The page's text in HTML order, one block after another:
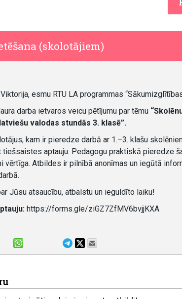
(skolotājiem)
esmu RTU LA programmas
darba ietvaros veicu pētījumu par tēmu
valodas stundās 3. klasē”.
kam ir pieredze darbā ar 1.–3. klašu
tiešsaistes aptauju. Pedagogu praktiskā pieredze
vērtīga. Atbildes ir pilnībā anonīmas un iegūtā
Jūsu atsaucību, atbalstu un ieguldīto laiku!
https://forms.gle/ziGZ7ZfMV6bvjjKXA